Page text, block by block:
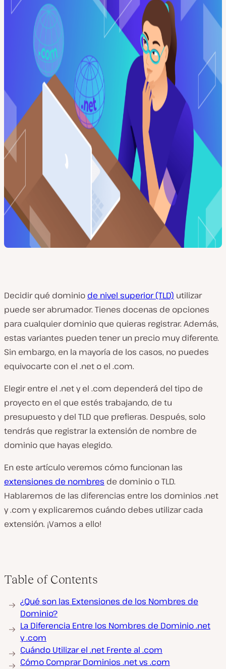
Decidir qué dominio de nivel superior (TLD) utilizar
puede ser abrumador. Tienes docenas de opciones
para cualquier dominio que quieras registrar. Además,
estas variantes pueden tener un precio muy diferente.
Sin embargo, en la mayoría de los casos, no puedes
equivocarte con el .net o el .com.
Elegir entre el .net y el .com dependerá del tipo de
proyecto en el que estés trabajando, de tu
presupuesto y del TLD que prefieras. Después, solo
tendrás que registrar la extensión de nombre de
dominio que hayas elegido.
En este artículo veremos cómo funcionan las
extensiones de nombres de dominio o TLD.
Hablaremos de las diferencias entre los dominios .net
y .com y explicaremos cuándo debes utilizar cada
extensión. ¡Vamos a ello!
Table of Contents
¿Qué son las Extensiones de los Nombres de
Dominio?
La Diferencia Entre los Nombres de Dominio .net
y .com
Cuándo Utilizar el .net Frente al .com
Cómo Comprar Dominios .net vs .com